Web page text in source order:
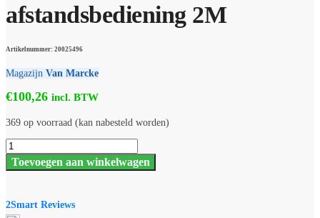
afstandsbediening 2M
Artikelnummer: 20025496
Magazijn Van Marcke
€100,26 incl. BTW
369 op voorraad (kan nabesteld worden)
Comap
6803C
muurelement
aantal
Toevoegen aan winkelwagen
2Smart Reviews